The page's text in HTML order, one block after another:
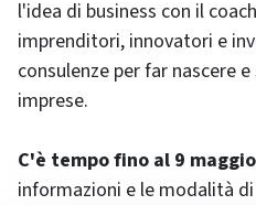
l'idea di business con il
imprenditori, innovatori e
consulenze per far nascere
imprese.
C'è tempo fino al 9
informazioni e le modalità